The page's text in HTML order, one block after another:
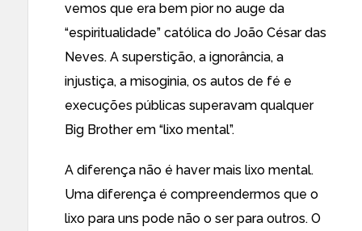
vemos que era bem pior no auge da
“espiritualidade” católica do João César das
Neves. A superstição, a ignorância, a
injustiça, a misoginia, os autos de fé e
execuções públicas superavam qualquer
Big Brother em “lixo mental”.
A diferença não é haver mais lixo mental.
Uma diferença é compreendermos que o
lixo para uns pode não o ser para outros. O